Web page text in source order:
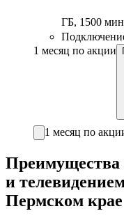
ГБ, 1500 мин
1 месяц по акции
1 месяц по
Преимущества
и
Пермском крае